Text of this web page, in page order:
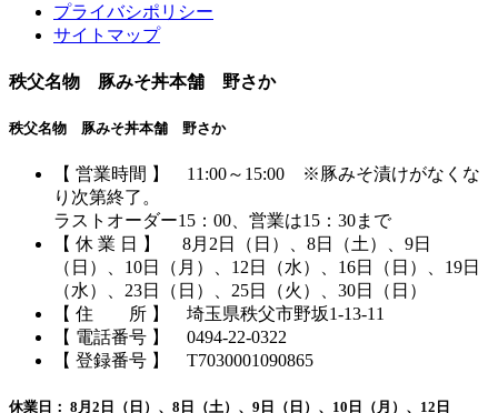
プライバシポリシー
サイトマップ
秩父名物 豚みそ丼本舗 野さか
秩父名物 豚みそ丼本舗 野さか
【 営業時間 】 11:00～15:00 ※豚みそ漬けがなくな
り次第終了。
ラストオーダー15：00、営業は15：30まで
【 休 業 日 】 8月2日（日）、8日（土）、9日
（日）、10日（月）、12日（水）、16日（日）、19日
（水）、23日（日）、25日（火）、30日（日）
【 住 所 】 埼玉県秩父市野坂1-13-11
【 電話番号 】 0494-22-0322
【 登録番号 】 T7030001090865
休業日： 8月2日（日）、8日（土）、9日（日）、10日（月）、12日